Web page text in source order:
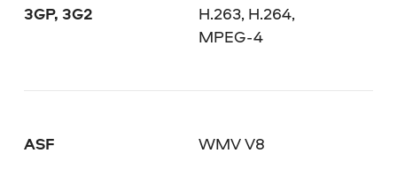
3GP, 3G2
H.263, H.264,
MPEG-4
ASF WMV V8